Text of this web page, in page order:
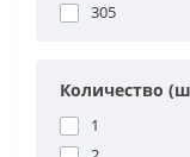
305
Количество
1